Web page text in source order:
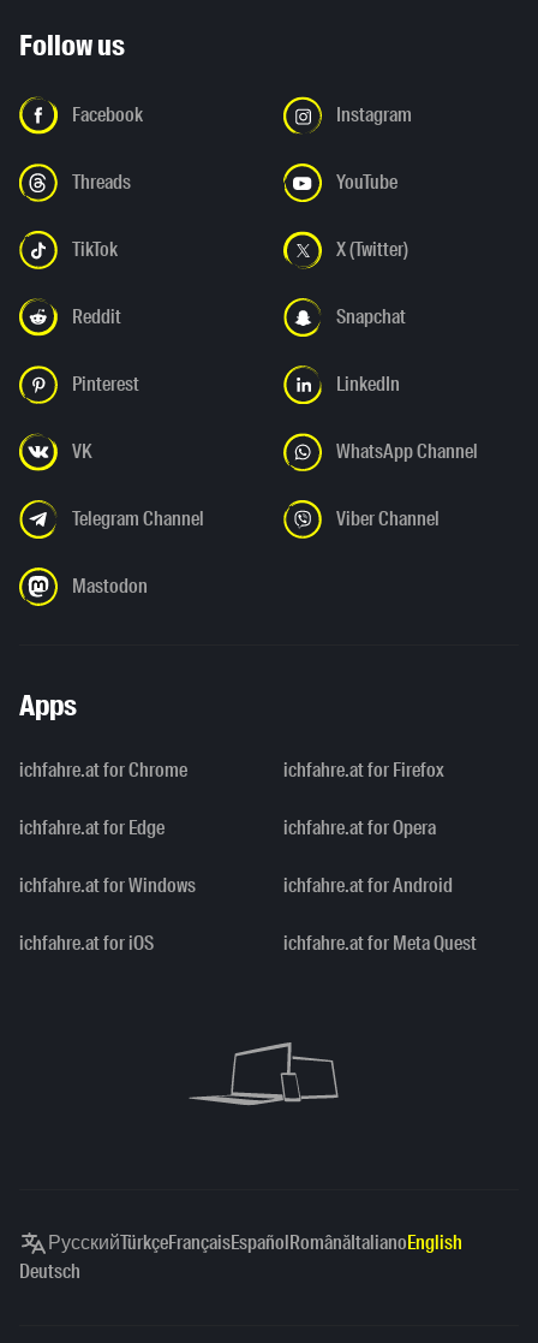
Follow us
Facebook Instagram
Threads YouTube
TikTok X (Twitter)
Reddit Snapchat
Pinterest LinkedIn
VK WhatsApp Channel
Telegram Channel Viber Channel
Mastodon
Apps
ichfahre.at for Chrome ichfahre.at for Firefox
ichfahre.at for Edge ichfahre.at for Opera
ichfahre.at for Windows ichfahre.at for Android
ichfahre.at for iOS ichfahre.at for Meta Quest
РусскийTürkçeFrançaisEspañolRomânăItalianoEnglish
Deutsch